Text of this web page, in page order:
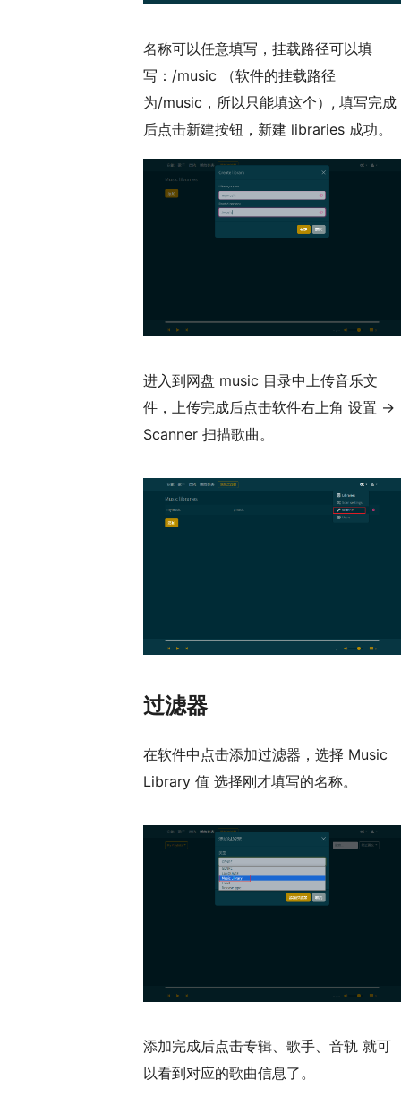
名称可以任意填写，挂载路径可以填
写：/music （软件的挂载路径
为/music，所以只能填这个）, 填写完成
后点击新建按钮，新建 libraries 成功。
进入到网盘 music 目录中上传音乐文
件，上传完成后点击软件右上角 设置 ->
Scanner 扫描歌曲。
过滤器
在软件中点击添加过滤器，选择 Music
Library 值 选择刚才填写的名称。
添加完成后点击专辑、歌手、音轨 就可
以看到对应的歌曲信息了。